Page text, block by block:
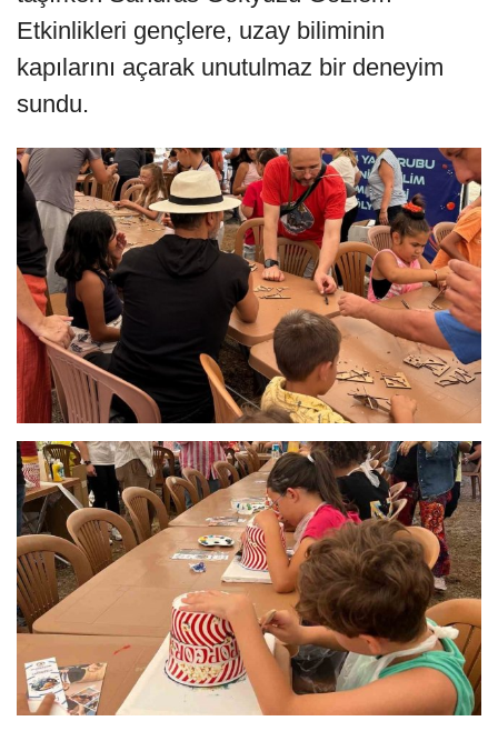
Etkinlikleri gençlere, uzay biliminin
kapılarını açarak unutulmaz bir deneyim
sundu.